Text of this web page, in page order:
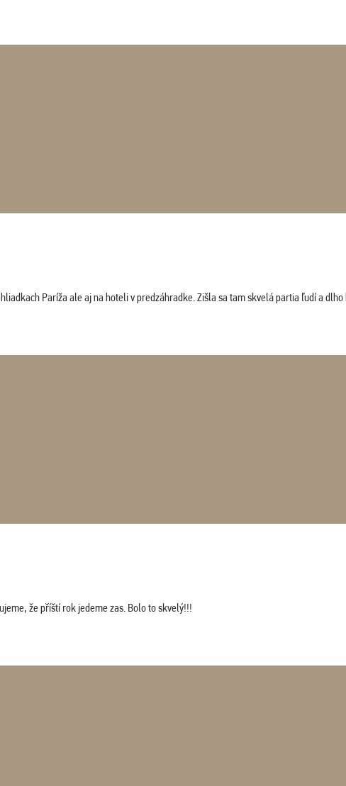
Paríža ale aj na hoteli v predzáhradke. Zišla sa tam skvelá partia ľudí a
že příští rok jedeme zas. Bolo to skvelý!!!